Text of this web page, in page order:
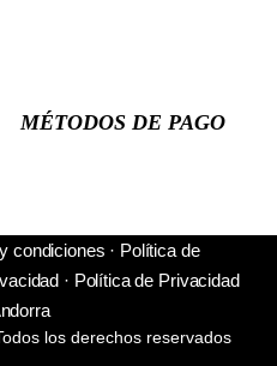
MÉTODOS DE PAGO
condiciones · Política de
· Política de Privacidad
los derechos reservados